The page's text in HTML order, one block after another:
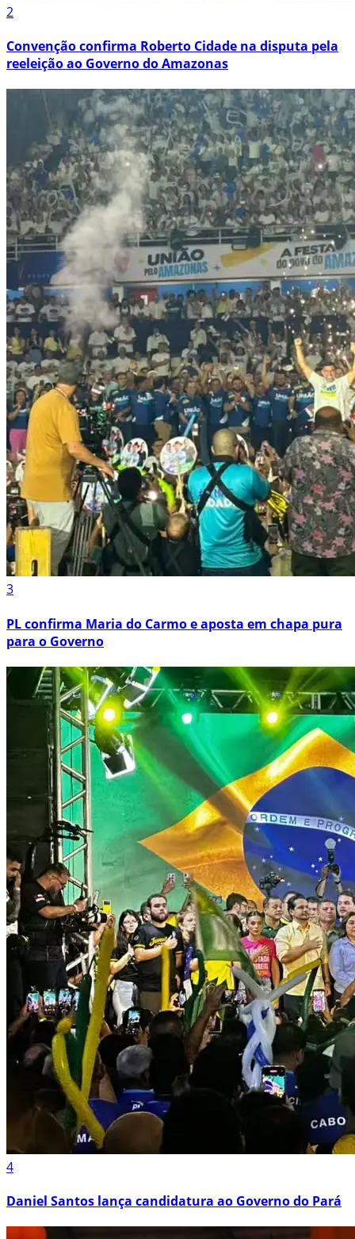
2
Convenção confirma Roberto Cidade na disputa pela
reeleição ao Governo do Amazonas
3
PL confirma Maria do Carmo e aposta em chapa pura
para o Governo
4
Daniel Santos lança candidatura ao Governo do Pará